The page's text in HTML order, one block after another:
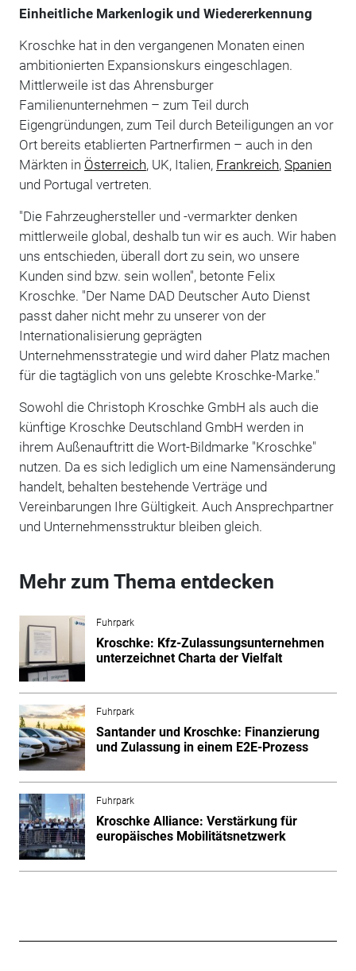
Einheitliche Markenlogik und Wiedererkennung
Kroschke hat in den vergangenen Monaten einen
ambitionierten Expansionskurs eingeschlagen.
Mittlerweile ist das Ahrensburger
Familienunternehmen – zum Teil durch
Eigengründungen, zum Teil durch Beteiligungen an vor
Ort bereits etablierten Partnerfirmen – auch in den
Märkten in Österreich, UK, Italien, Frankreich, Spanien
und Portugal vertreten.
"Die Fahrzeughersteller und -vermarkter denken
mittlerweile global, deshalb tun wir es auch. Wir haben
uns entschieden, überall dort zu sein, wo unsere
Kunden sind bzw. sein wollen", betonte Felix
Kroschke. "Der Name DAD Deutscher Auto Dienst
passt daher nicht mehr zu unserer von der
Internationalisierung geprägten
Unternehmensstrategie und wird daher Platz machen
für die tagtäglich von uns gelebte Kroschke-Marke."
Sowohl die Christoph Kroschke GmbH als auch die
künftige Kroschke Deutschland GmbH werden in
ihrem Außenauftritt die Wort-Bildmarke "Kroschke"
nutzen. Da es sich lediglich um eine Namensänderung
handelt, behalten bestehende Verträge und
Vereinbarungen Ihre Gültigkeit. Auch Ansprechpartner
und Unternehmensstruktur bleiben gleich.
Mehr zum Thema entdecken
Fuhrpark
Kroschke: Kfz-Zulassungsunternehmen
unterzeichnet Charta der Vielfalt
Fuhrpark
Santander und Kroschke: Finanzierung
und Zulassung in einem E2E-Prozess
Fuhrpark
Kroschke Alliance: Verstärkung für
europäisches Mobilitätsnetzwerk